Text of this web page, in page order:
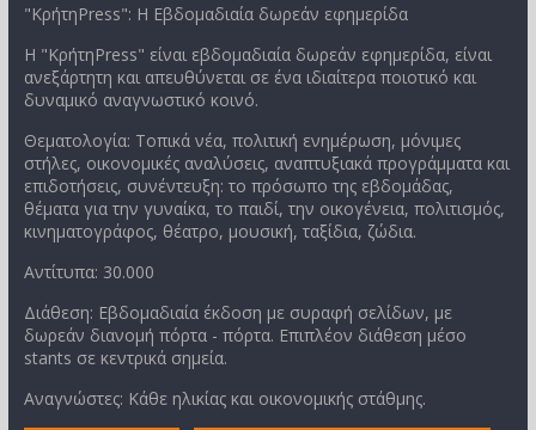
"ΚρήτηPress": Η Εβδομαδιαία δωρεάν εφημερίδα
Η "ΚρήτηPress" είναι εβδομαδιαία δωρεάν εφημερίδα, είναι
ανεξάρτητη και απευθύνεται σε ένα ιδιαίτερα ποιοτικό και
δυναμικό αναγνωστικό κοινό.
Θεματολογία: Τοπικά νέα, πολιτική ενημέρωση, μόνιμες
στήλες, οικονομικές αναλύσεις, αναπτυξιακά προγράμματα και
επιδοτήσεις, συνέντευξη: το πρόσωπο της εβδομάδας,
θέματα για την γυναίκα, το παιδί, την οικογένεια, πολιτισμός,
κινηματογράφος, θέατρο, μουσική, ταξίδια, ζώδια.
Αντίτυπα: 30.000
Διάθεση: Εβδομαδιαία έκδοση με συραφή σελίδων, με
δωρεάν διανομή πόρτα - πόρτα. Επιπλέον διάθεση μέσο
stants σε κεντρικά σημεία.
Αναγνώστες: Κάθε ηλικίας και οικονομικής στάθμης.